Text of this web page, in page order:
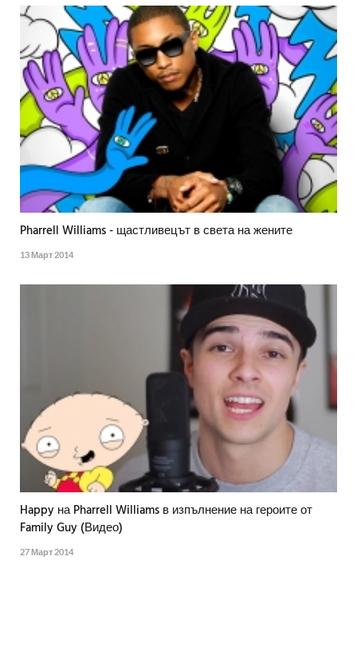
Pharrell Williams - щастливецът в света на жените
13 Март 2014
Happy на Pharrell Williams в изпълнение на героите от
Family Guy (Видео)
27 Март 2014